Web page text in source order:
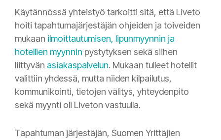
Käytännössä yhteistyö tarkoitti sitä, että Liveto
hoiti tapahtumajärjestäjän ohjeiden ja toiveiden
mukaan ilmoittautumisen, lipunmyynnin ja
hotellien myynnin pystytyksen sekä siihen
liittyvän asiakaspalvelun. Mukaan tulleet hotellit
valittiin yhdessä, mutta niiden kilpailutus,
kommunikointi, tietojen välitys, yhteydenpito
sekä myynti oli Liveton vastuulla.
Tapahtuman järjestäjän, Suomen Yrittäjien